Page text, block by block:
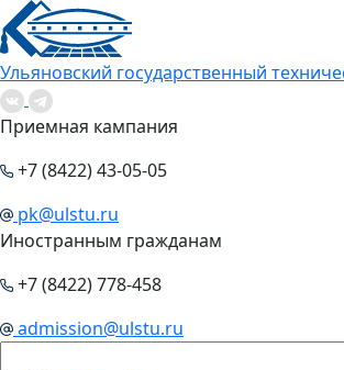
Ульяновский государственный
Приемная кампания
+7 (8422) 43-05-05
pk@ulstu.ru
Иностранным гражданам
+7 (8422) 778-458
admission@ulstu.ru